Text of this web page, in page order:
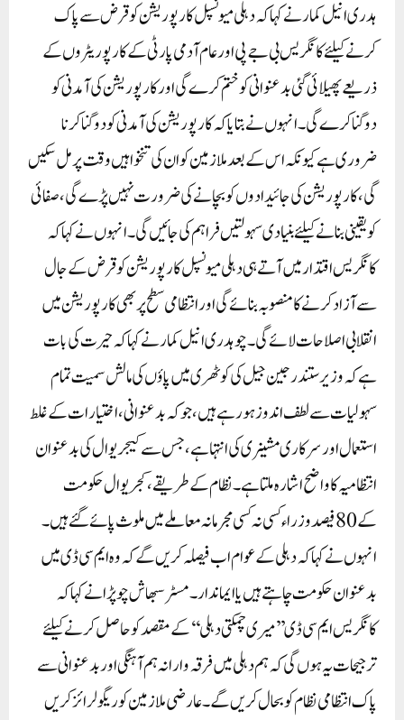
ہدری انیل کمار نے کہا کہ دہلی میونسپل کارپوریشن کو قرض سے پاک
کرنے کیلئے کانگریس بی جے پی اور عام آدمی پارٹی کے کارپوریٹروں کے
ذریعے پھیلائی گئی بدعنوانی کو ختم کرے گی اور کارپوریشن کی آمدنی کو
دوگنا کرے گی۔ انہوں نے بتایا کہ کارپوریشن کی آمدنی کو دوگنا کرنا
ضروری ہے کیونکہ اس کے بعد ملازمین کو ان کی تنخواہیں وقت پر مل سکیں
گی، کارپوریشن کی جائیدادوں کو بچانے کی ضرورت نہیں پڑے گی، صفائی
کو یقینی بنانے کیلئے بنیادی سہولتیں فراہم کی جائیں گی۔ انہوں نے کہا کہ
کانگریس اقتدار میں آتے ہی دہلی میونسپل کارپوریشن کو قرض کے جال
سے آزاد کرنے کا منصوبہ بنائے گی اور انتظامی سطح پر بھی کارپوریشن میں
انقلابی اصلاحات لائے گی۔چو ہدری انیل کمار نے کہا کہ حیرت کی بات
ہے کہ وزیر ستندر جین جیل کی کوٹھری میں پاؤں کی مالش سمیت تمام
سہولیات سے لطف اندوز ہو رہے ہیں، جو کہ بدعنوانی، اختیارات کے غلط
استعمال اور سرکاری مشینری کی انتہا ہے، جس سے کیجریوال کی بدعنوان
انتظامیہ کا واضح اشارہ ملتا ہے۔ نظام کے طریقے، کجریوال حکومت
کے 80 فیصد وزراء کسی نہ کسی مجرمانہ معاملے میں ملوث پائے گئے ہیں۔
انہوں نے کہا کہ دہلی کے عوام اب فیصلہ کریں گے کہ وہ ایم سی ڈی میں
بدعنوان حکومت چاہتے ہیں یا ایماندار۔مسٹر سبھاش چوپڑا نے کہا کہ
کانگریس ایم سی ڈی ’’میری چمکتی دہلی‘‘ کے مقصد کو حاصل کرنے کیلئے
ترجیحات یہ ہوں گی کہ ہم دہلی میں فرقہ وارانہ ہم آہنگی اور بدعنوانی سے
پاک انتظامی نظام کو بحال کریں گے۔ عارضی ملازمین کو ریگولرائز کریں